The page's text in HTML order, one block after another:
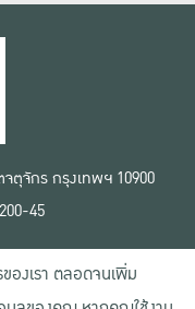
ตุจักร กรุงเทพฯ 10900
45
องเรา ตลอดจนเพิ่ม